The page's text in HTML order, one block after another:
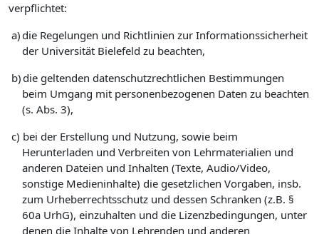
verpflichtet:
a)die Regelungen und Richtlinien zur Informationssicherheit
der Universität Bielefeld zu beachten,
b)die geltenden datenschutzrechtlichen Bestimmungen
beim Umgang mit personenbezogenen Daten zu beachten
(s. Abs. 3),
c) bei der Erstellung und Nutzung, sowie beim
Herunterladen und Verbreiten von Lehrmaterialien und
anderen Dateien und Inhalten (Texte, Audio/Video,
sonstige Medieninhalte) die gesetzlichen Vorgaben, insb.
zum Urheberrechtsschutz und dessen Schranken (z.B. §
60a UrhG), einzuhalten und die Lizenzbedingungen, unter
denen die Inhalte von Lehrenden und anderen